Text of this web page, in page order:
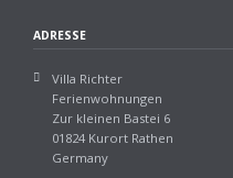
ADRESSE
Villa Richter
Ferienwohnungen
Zur kleinen Bastei 6
01824 Kurort Rathen
Germany